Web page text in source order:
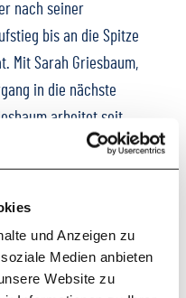
und Anzeigen zu
Medien anbieten
Website zu
nach seiner
bis an die Spitze
Mit Sarah Griesbaum,
in die nächste
arbeitet seit
mit, ist dort in erster
zuständig,
wird auch als
Arbeitsschwerpunkte